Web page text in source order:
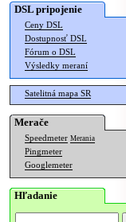
DSL pripojenie
Ceny DSL
Dostupnosť DSL
Fórum o DSL
Výsledky meraní
Satelitná mapa SR
Merače
Speedmeter Merania
Pingmeter
Googlemeter
Hľadanie